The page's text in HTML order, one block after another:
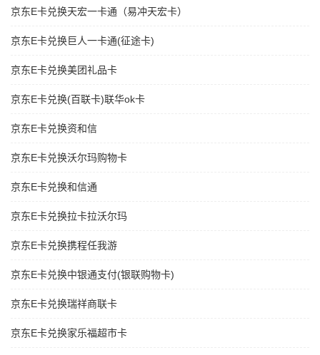
京东E卡兑换天宏一卡通（易冲天宏卡）
京东E卡兑换巨人一卡通(征途卡)
京东E卡兑换美团礼品卡
京东E卡兑换(百联卡)联华ok卡
京东E卡兑换资和信
京东E卡兑换沃尔玛购物卡
京东E卡兑换和信通
京东E卡兑换拉卡拉沃尔玛
京东E卡兑换携程任我游
京东E卡兑换中银通支付(银联购物卡)
京东E卡兑换瑞祥商联卡
京东E卡兑换家乐福超市卡